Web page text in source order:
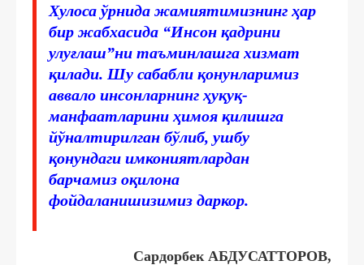
Хулоса ўрнида жамиятимизнинг ҳар
бир жабхасида “Инсон қадрини
улуғлаш”ни таъминлашга хизмат
қилади. Шу сабабли қонунларимиз
аввало инсонларнинг ҳуқуқ-
манфаатларини ҳимоя қилишга
йўналтирилган бўлиб, ушбу
қонундаги имкониятлардан
барчамиз оқилона
фойдаланишизимиз даркор.
Сардорбек АБДУСАТТОРОВ,